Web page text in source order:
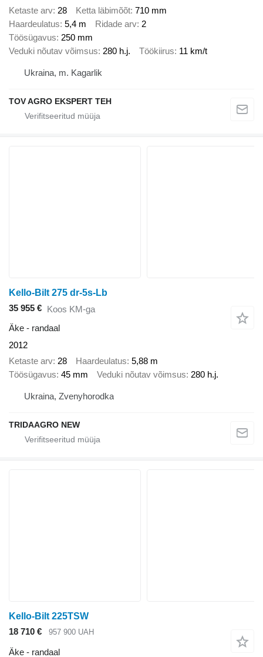
Ketaste arv 28 Ketta läbimõõt 710 mm
Haardeulatus 5,4 m Ridade arv 2
Töösügavus 250 mm
Veduki nõutav võimsus 280 h.j. Töökiirus 11 km/t
Ukraina, m. Kagarlik
TOV AGRO EKSPERT TEH
Kello-Bilt 275 dr-5s-Lb
35 955 € Koos KM-ga
Äke - randaal
2012
Ketaste arv 28 Haardeulatus 5,88 m
Töösügavus 45 mm Veduki nõutav võimsus 280 h.j.
Ukraina, Zvenyhorodka
TRIDAAGRO NEW
Kello-Bilt 225TSW
18 710 €
957 900 UAH
Äke - randaal